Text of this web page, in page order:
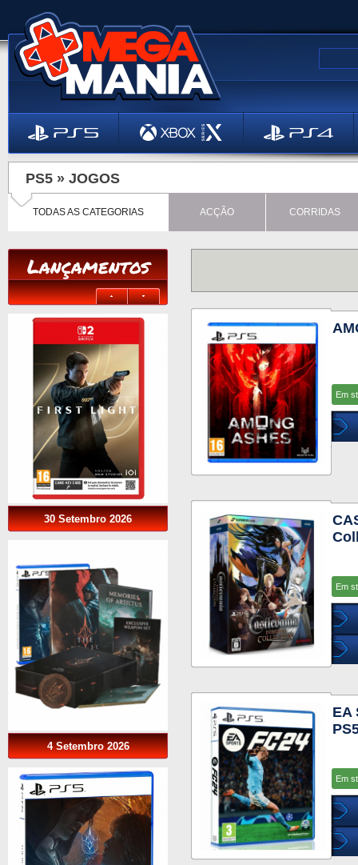
PS5 » JOGOS
TODAS AS CATEGORIAS ACÇÃO CORRIDAS
Lançamentos
30 Setembro 2026
4 Setembro 2026
Em
Em
EA
Em